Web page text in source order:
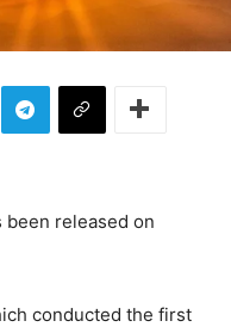
been released on
conducted the first